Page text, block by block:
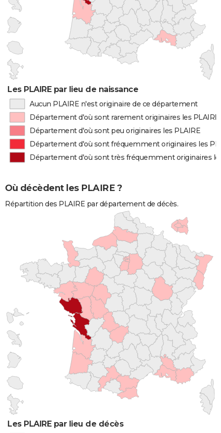
Les PLAIRE par lieu de naissance
Aucun PLAIRE n'est originaire de ce département
Département d'où sont rarement originaires les PLAIRE
Département d'où sont peu originaires les PLAIRE
Département d'où sont fréquemment originaires les
Département d'où sont très fréquemment originaires
Où décèdent les PLAIRE ?
Répartition des PLAIRE par département de décès.
Les PLAIRE par lieu de décès